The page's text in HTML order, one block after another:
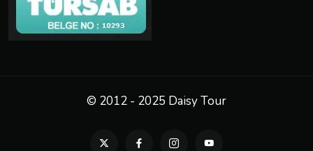
© 2012 - 2025 Daisy Tour